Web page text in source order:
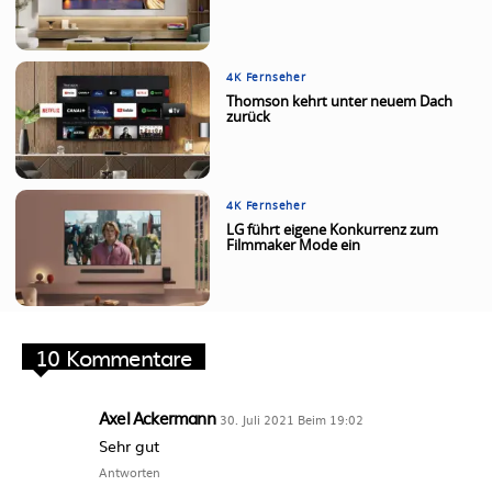
4K Fernseher
Thomson kehrt unter neuem Dach
zurück
4K Fernseher
LG führt eigene Konkurrenz zum
Filmmaker Mode ein
10 Kommentare
Axel Ackermann 30. Juli 2021 Beim 19:02
Sehr gut
Antworten